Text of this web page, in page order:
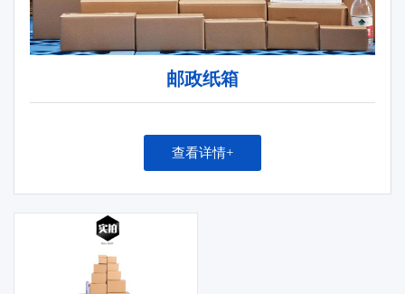
邮政纸箱
查看详情+